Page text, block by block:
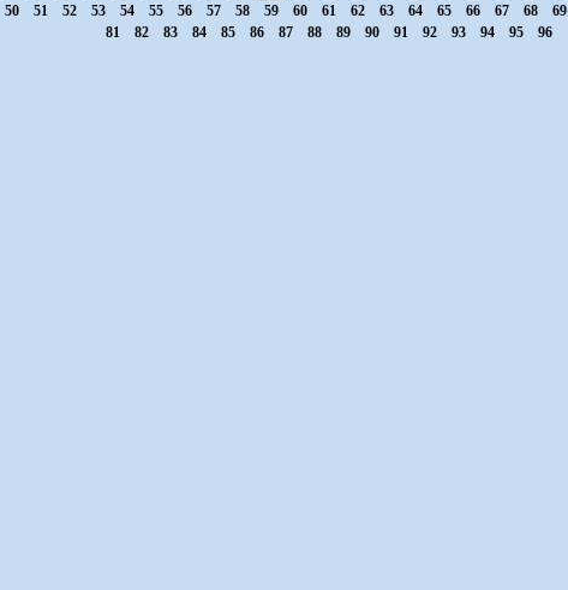
50 51 52 53 54 55 56 57 58 59 60 61 62 63 64 65 66 67 68 69
81
82 83 84 85 86 87 88 89 90 91 92 93 94 95 96